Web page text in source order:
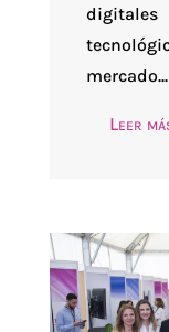
mercado...
Leer